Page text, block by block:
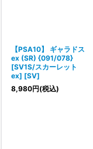
【PSA10】 ギャラドス
ex (SR) {091/078}
[SV1S/スカーレット
ex] [SV]
8,980円(税込)